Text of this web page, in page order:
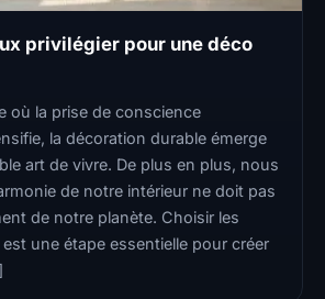
privilégier pour une déco
où la prise de conscience
la décoration durable émerge
art de vivre. De plus en plus, nous
de notre intérieur ne doit pas
de notre planète. Choisir les
une étape essentielle pour créer